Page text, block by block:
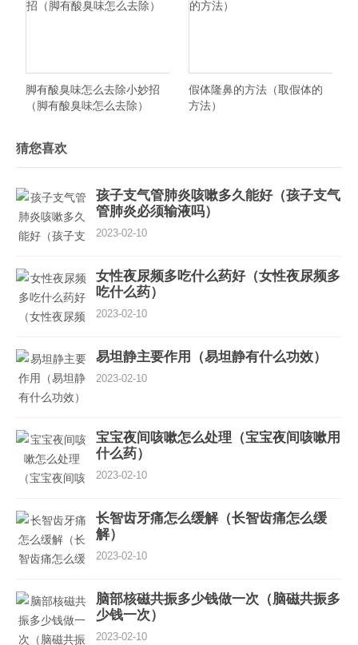
脚有酸臭味怎么去除小妙招
（脚有酸臭味怎么去除）
假体隆鼻的方法（取假体的
方法）
猜您喜欢
孩子支气管肺炎咳嗽多久能好（孩子支气
管肺炎必须输液吗）
2023-02-10
女性夜尿频多吃什么药好（女性夜尿频多
吃什么药）
2023-02-10
易坦静主要作用（易坦静有什么功效）
2023-02-10
宝宝夜间咳嗽怎么处理（宝宝夜间咳嗽用
什么药）
2023-02-10
长智齿牙痛怎么缓解（长智齿痛怎么缓
解）
2023-02-10
脑部核磁共振多少钱做一次（脑磁共振多
少钱一次）
2023-02-10